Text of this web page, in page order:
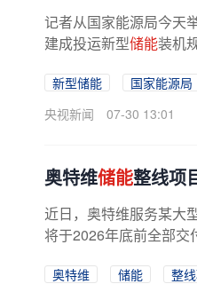
记者从国家能源局今天
建成投运新型储能装机
新型储能 国家能源局
央视新闻
07-30 13:01
奥特维储能整线项
近日，奥特维服务某大
将于2026年底前全部交
奥特维 储能
整